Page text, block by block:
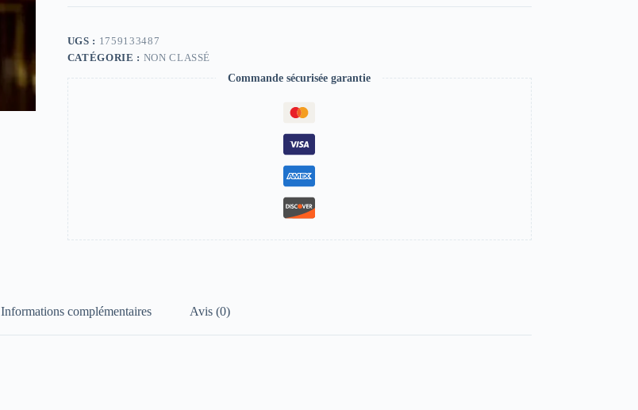
UGS : 1759133487
CATÉGORIE : NON CLASSÉ
Commande sécurisée garantie
Informations complémentaires Avis (0)